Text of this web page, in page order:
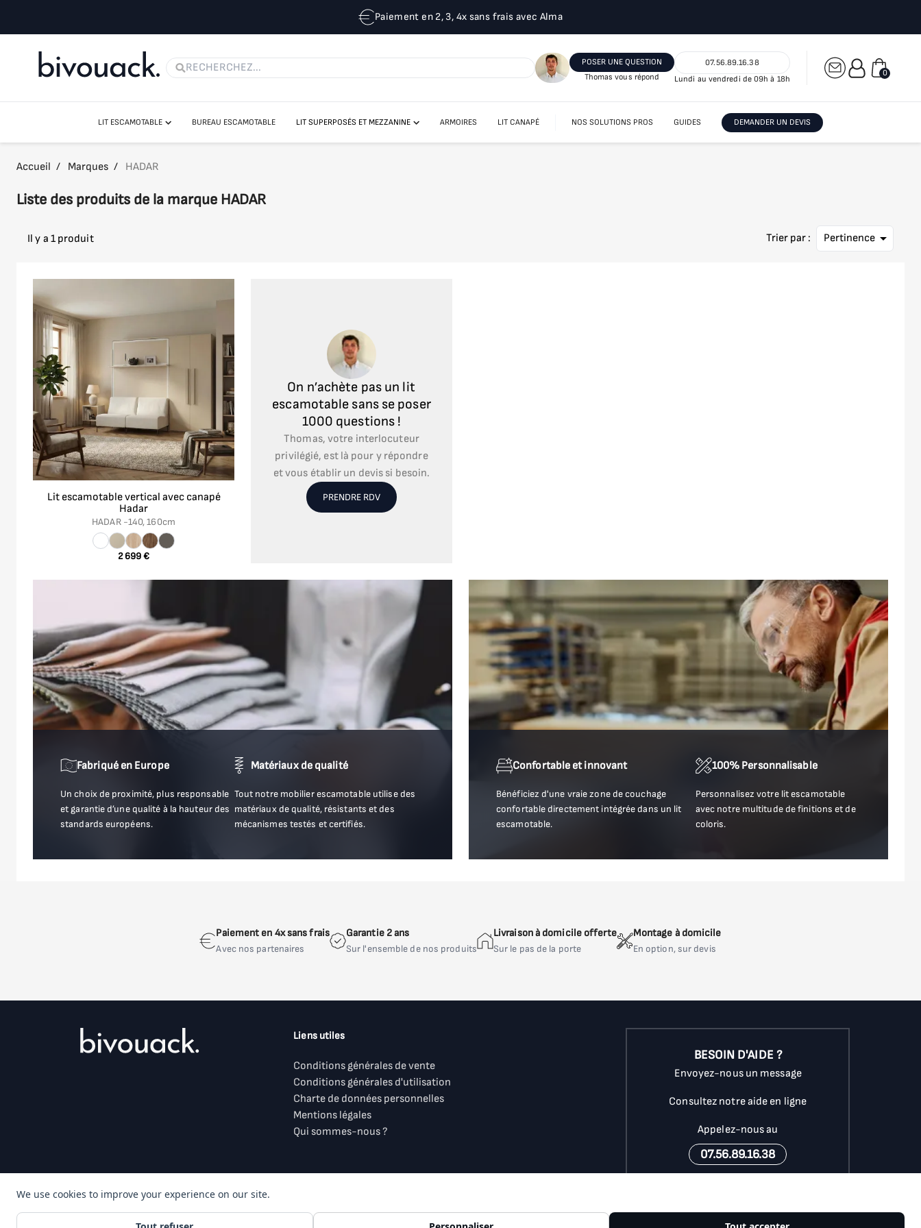
Paiement en 2, 3, 4x sans frais avec Alma
POSER UNE QUESTION
Thomas vous répond
07.56.89.16.38
Lundi au vendredi de 09h à 18h
0
LIT ESCAMOTABLE
LIT ESCAMOTABLE HORIZONTAUX
LES LITS ESCAMOTABLES SANS FIXATION MURALE
BUREAU ESCAMOTABLE LIT SUPERPOSÉS ET MEZZANINE ARMOIRES LIT CANAPÉ NOS SOLUTIONS PROS GUIDES DEMANDER UN DEVIS
Accueil / Marques / HADAR
Liste des produits de la marque HADAR
Il y a 1 produit Trier par : Pertinence 
Lit escamotable vertical avec canapé
Hadar
HADAR -140, 160cm
2 699 €
On n’achète pas un lit
escamotable sans se poser
1000 questions !
Thomas, votre interlocuteur
privilégié, est là pour y répondre
et vous établir un devis si besoin.
PRENDRE RDV
Fabriqué en Europe
Un choix de proximité, plus responsable
et garantie d’une qualité à la hauteur des
standards européens.
Matériaux de qualité
Tout notre mobilier escamotable utilise des
matériaux de qualité, résistants et des
mécanismes testés et certifiés.
Confortable et innovant
Bénéficiez d'une vraie zone de couchage
confortable directement intégrée dans un lit
escamotable.
100% Personnalisable
Personnalisez votre lit escamotable
avec notre multitude de finitions et de
coloris.
Paiement en 4x sans frais
Avec nos partenaires
Garantie 2 ans
Sur l'ensemble de nos produits
Livraison à domicile offerte
Sur le pas de la porte
Montage à domicile
En option, sur devis
Liens utiles
Conditions générales de vente
Conditions générales d'utilisation
Charte de données personnelles
Mentions légales
Qui sommes-nous ?
BESOIN D'AIDE ?
Envoyez-nous un message
Consultez notre aide en ligne
Appelez-nous au
07.56.89.16.38
(coût d'un appel local)